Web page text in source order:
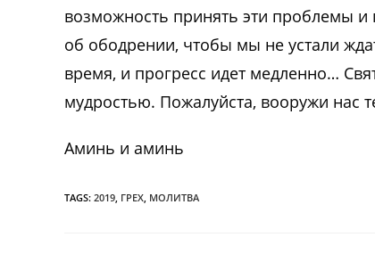
возможность принять эти проблемы и
об ободрении, чтобы мы не устали
время, и прогресс идет медленно…
мудростью. Пожалуйста, вооружи нас
Аминь и аминь
TAGS: 2019, ГРЕХ, МОЛИТВА